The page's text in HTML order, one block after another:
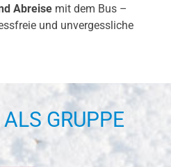
Abreise mit dem Bus –
und unvergessliche
GRUPPE